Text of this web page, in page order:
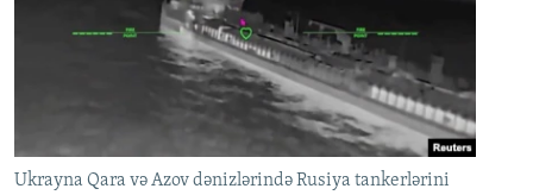
Ukrayna Qara və Azov dənizlərində Rusiya tankerlərini